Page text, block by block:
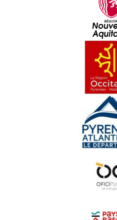
Libre 59 : Sorrom
Libre 60 : Contes
Libre 61 : Lo pacte
Libre 62 : Miradour
Libre 63 : Ua camada
Libre 64 : L'òrra
Libre 65 : Sèt contes